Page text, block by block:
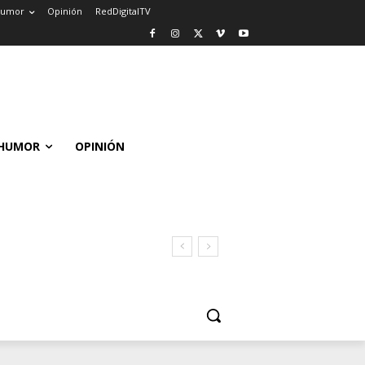
Opinión RedDigitalTV
OPINIÓN